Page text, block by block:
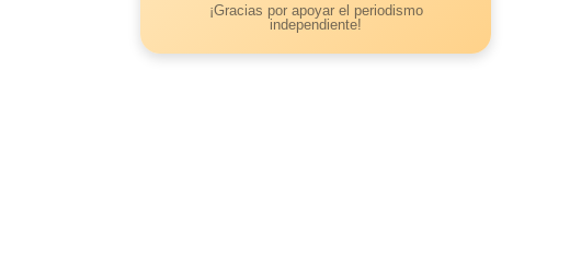
¡Gracias por apoyar el periodismo
independiente!